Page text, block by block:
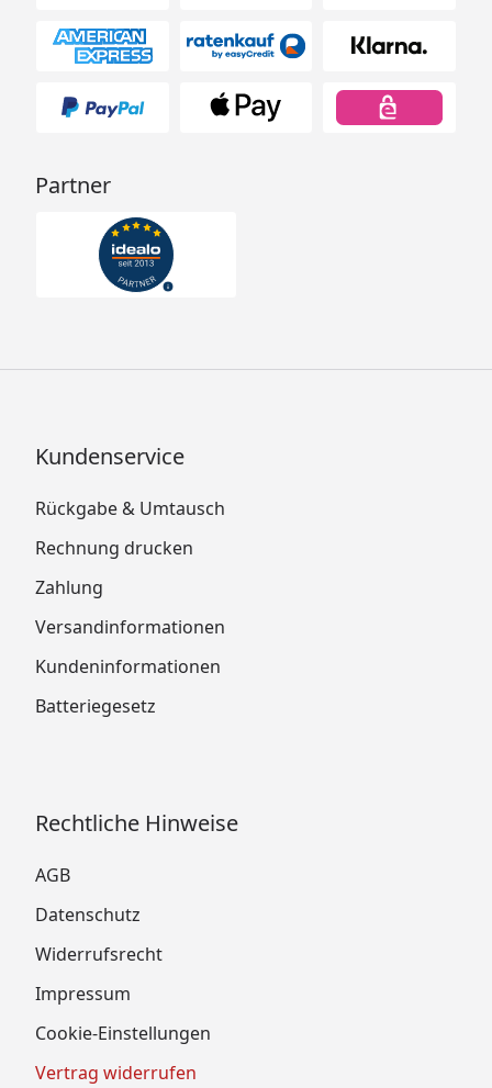
Partner
Kundenservice
Rückgabe & Umtausch
Rechnung drucken
Zahlung
Versandinformationen
Kundeninformationen
Batteriegesetz
Rechtliche Hinweise
AGB
Datenschutz
Widerrufsrecht
Impressum
Cookie-Einstellungen
Vertrag widerrufen